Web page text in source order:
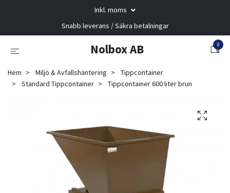
Inkl. moms
Snabb leverans / Säkra betalningar
Nolbox AB 0
Hem Miljö & Avfallshantering
Tippcontainer
Standard Tippcontainer
Tippcontainer 600 liter brun